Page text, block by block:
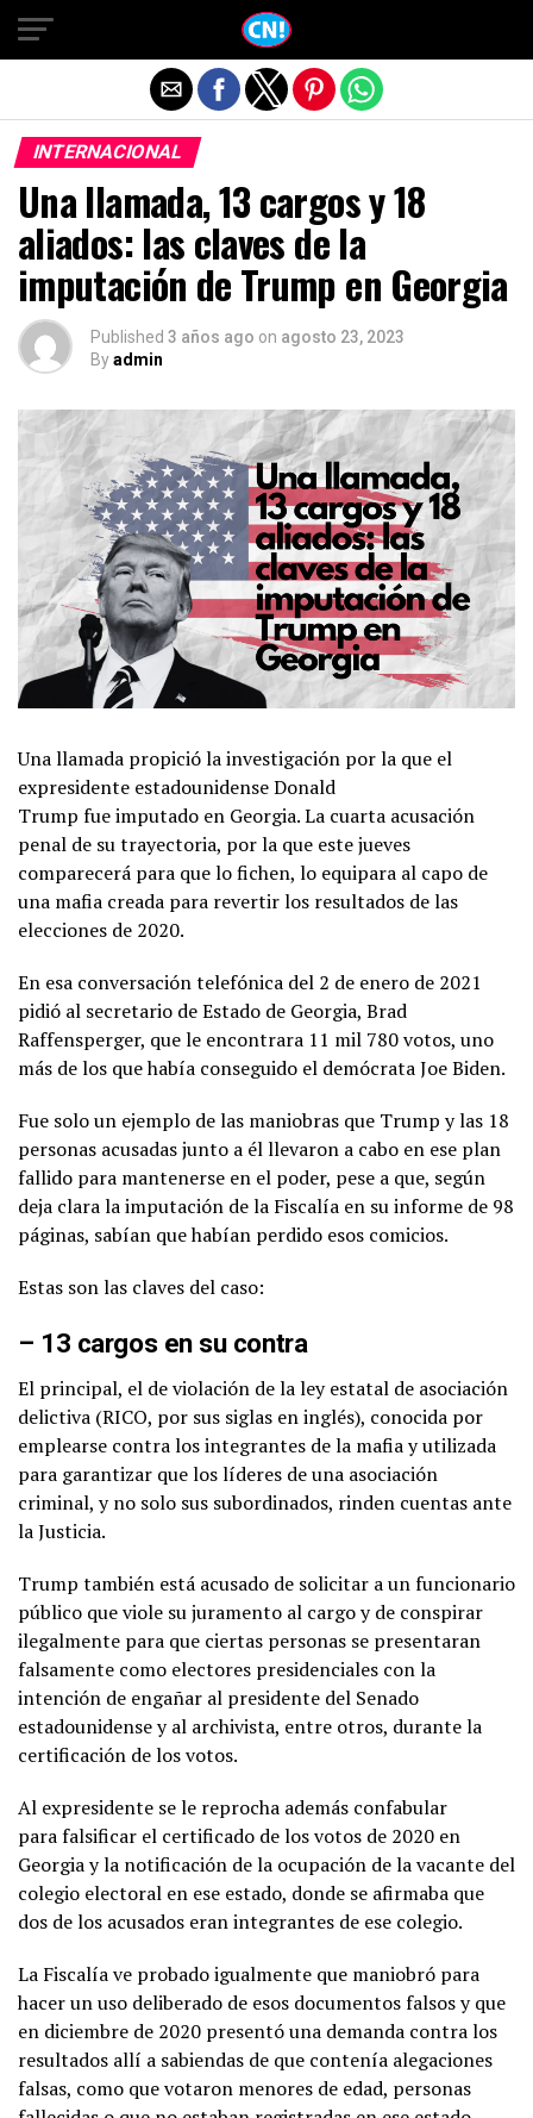
INTERNACIONAL
Una llamada, 13 cargos y 18
aliados: las claves de la
imputación de Trump en Georgia
Published 3 años ago on agosto 23, 2023
Byadmin
Una llamada propició la investigación por la que el
expresidente estadounidense Donald
Trump fue imputado en Georgia. La cuarta acusación
penal de su trayectoria, por la que este jueves
comparecerá para que lo fichen, lo equipara al capo de
una mafia creada para revertir los resultados de las
elecciones de 2020.
En esa conversación telefónica del 2 de enero de 2021
pidió al secretario de Estado de Georgia, Brad
Raffensperger, que le encontrara 11 mil 780 votos, uno
más de los que había conseguido el demócrata Joe Biden.
Fue solo un ejemplo de las maniobras que Trump y las 18
personas acusadas junto a él llevaron a cabo en ese plan
fallido para mantenerse en el poder, pese a que, según
deja clara la imputación de la Fiscalía en su informe de 98
páginas, sabían que habían perdido esos comicios.
Estas son las claves del caso:
– 13 cargos en su contra
El principal, el de violación de la ley estatal de asociación
delictiva (RICO, por sus siglas en inglés), conocida por
emplearse contra los integrantes de la mafia y utilizada
para garantizar que los líderes de una asociación
criminal, y no solo sus subordinados, rinden cuentas ante
la Justicia.
Trump también está acusado de solicitar a un funcionario
público que viole su juramento al cargo y de conspirar
ilegalmente para que ciertas personas se presentaran
falsamente como electores presidenciales con la
intención de engañar al presidente del Senado
estadounidense y al archivista, entre otros, durante la
certificación de los votos.
Al expresidente se le reprocha además confabular
para falsificar el certificado de los votos de 2020 en
Georgia y la notificación de la ocupación de la vacante del
colegio electoral en ese estado, donde se afirmaba que
dos de los acusados eran integrantes de ese colegio.
La Fiscalía ve probado igualmente que maniobró para
hacer un uso deliberado de esos documentos falsos y que
en diciembre de 2020 presentó una demanda contra los
resultados allí a sabiendas de que contenía alegaciones
falsas, como que votaron menores de edad, personas
Salir de la versión móvil